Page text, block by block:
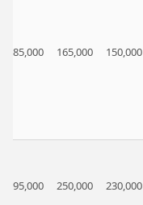
150,000
165,000
185,000
230,000
250,000
295,000